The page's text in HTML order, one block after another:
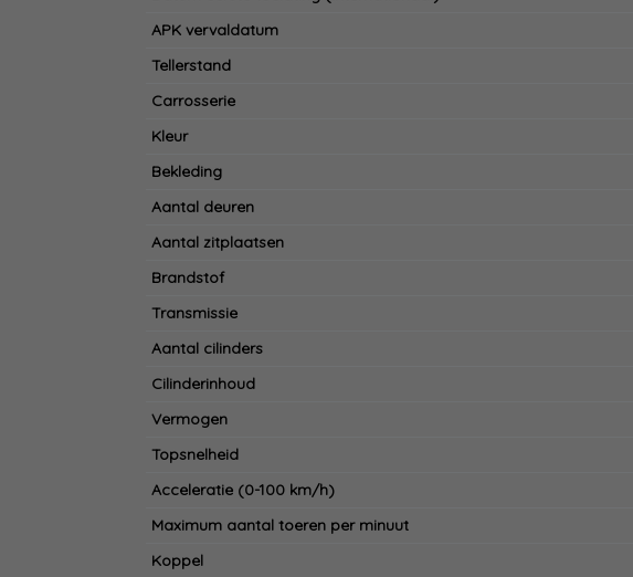
APK vervaldatum
Tellerstand
Carrosserie
Kleur
Bekleding
Aantal deuren
Aantal zitplaatsen
Brandstof
Transmissie
Aantal cilinders
Cilinderinhoud
Vermogen
Topsnelheid
Acceleratie (0-100 km/h)
Maximum aantal toeren per minuut
Koppel